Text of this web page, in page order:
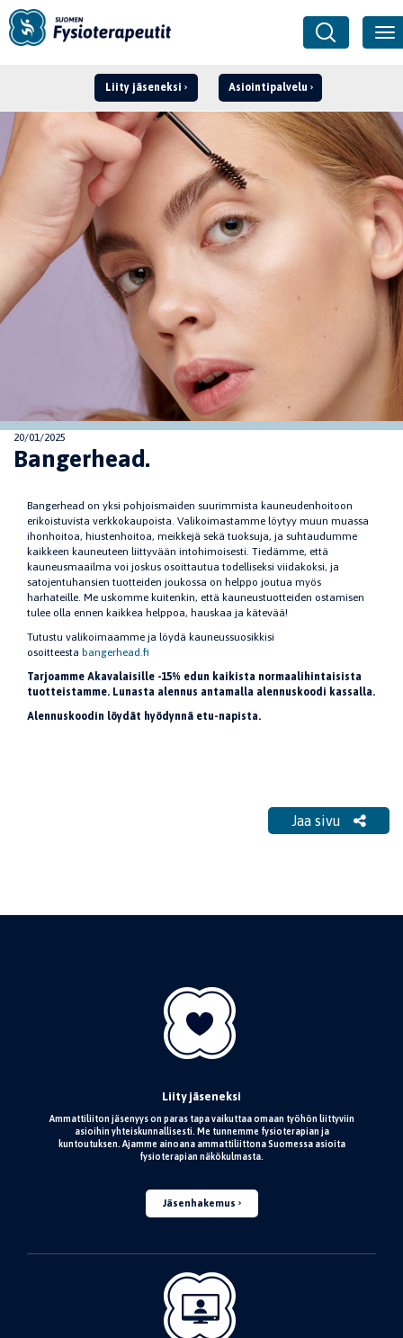
Liity jäseneksi Asiointipalvelu
Kirjaudu ›
20/01/2025
Bangerhead.
Bangerhead on yksi pohjoismaiden suurimmista kauneudenhoitoon
erikoistuvista verkkokaupoista. Valikoimastamme löytyy muun muassa
ihonhoitoa, hiustenhoitoa, meikkejä sekä tuoksuja, ja suhtaudumme
kaikkeen kauneuteen liittyvään intohimoisesti. Tiedämme, että
kauneusmaailma voi joskus osoittautua todelliseksi viidakoksi, ja
satojentuhansien tuotteiden joukossa on helppo joutua myös
harhateille. Me uskomme kuitenkin, että kauneustuotteiden ostamisen
tulee olla ennen kaikkea helppoa, hauskaa ja kätevää!
Tutustu valikoimaamme ja löydä kauneussuosikkisi
osoitteesta bangerhead.fi
Tarjoamme Akavalaisille -15% edun kaikista normaalihintaisista
tuotteistamme. Lunasta alennus antamalla alennuskoodi kassalla.
Alennuskoodin löydät hyödynnä etu-napista.
Jaa sivu
Liity jäseneksi
Ammattiliiton jäsenyys on paras tapa vaikuttaa omaan työhön liittyviin
asioihin yhteiskunnallisesti. Me tunnemme fysioterapian ja
kuntoutuksen. Ajamme ainoana ammattiliittona Suomessa asioita
fysioterapian näkökulmasta.
Jäsenhakemus